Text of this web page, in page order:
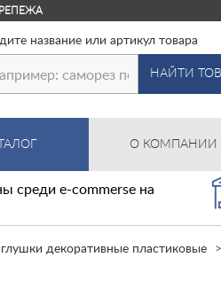
название или артикул товара
НАЙТИ
О КОМПАНИИ
среди e-commerse на
декоративные пластиковые